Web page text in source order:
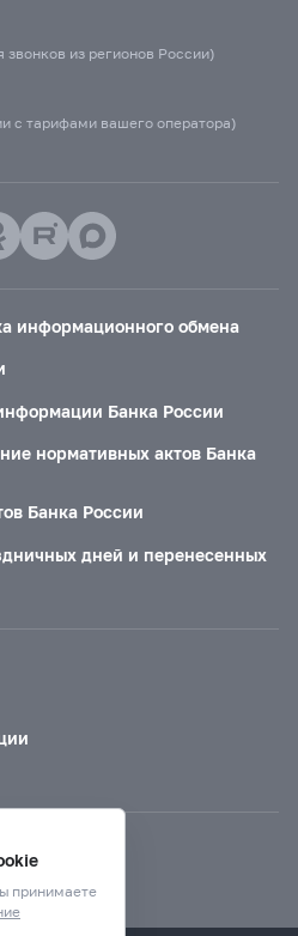
звонков из регионов России)
с тарифами вашего оператора)
информационного обмена
Банка России
нормативных актов Банка
Банка России
дней и перенесенных
принимаете